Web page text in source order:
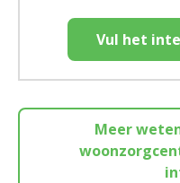
Vul het
Meer